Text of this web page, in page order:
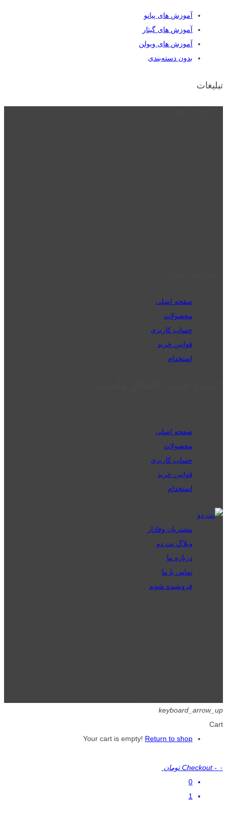
آموزش های پیانو
آموزش های گیتار
آموزش های ویولن
بدون دسته‌بندی
تبلیغات
صفحه اصلی
محصولات
حساب کاربری
قوانین خرید
استخدام
صفحه اصلی
محصولات
حساب کاربری
قوانین خرید
استخدام
مشتریان وفادار
وبلاگ نت دو
درباره ما
تماس با ما
فروشنده شوید
keyboard_arrow_up
Cart
Your cart is empty! Return to shop
Checkout - ۰ تومان
0
1